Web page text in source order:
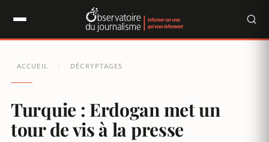
ACCUEIL / DÉCRYPTAGES
Turquie : Erdogan met un
tour de vis à la presse
Panneau de gestion des cookies